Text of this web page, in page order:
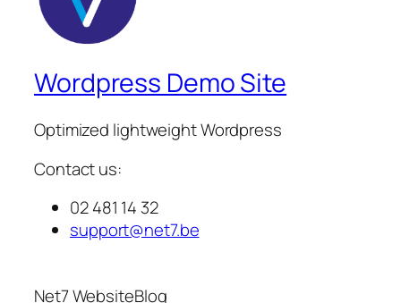
Wordpress Demo Site
Optimized lightweight Wordpress
Contact us:
02 481 14 32
support@net7.be
Net7 WebsiteBlog